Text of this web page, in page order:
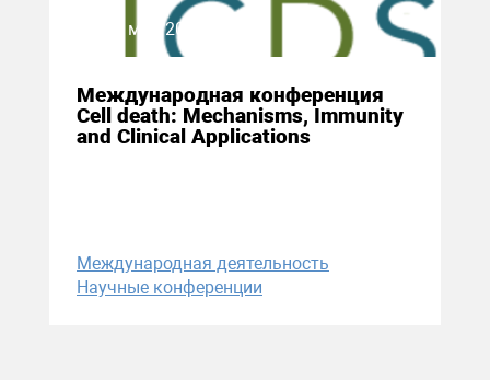
27 мая 2024
Международная конференция
Cell death: Mechanisms, Immunity
and Clinical Applications
Международная деятельность
Научные конференции